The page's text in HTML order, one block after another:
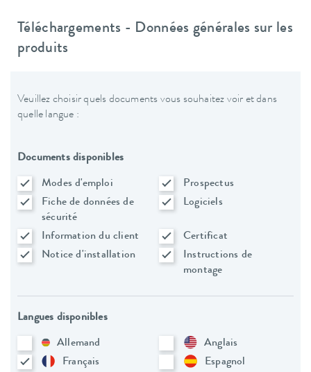
Téléchargements - Données générales sur les
produits
Veuillez choisir quels documents vous souhaitez voir et dans
quelle langue :
Documents disponibles
Modes d'emploi
Prospectus
Fiche de données de
sécurité
Logiciels
Information du client
Certificat
Notice d'installation
Instructions de
montage
Langues disponibles
Allemand
Anglais
Français
Espagnol